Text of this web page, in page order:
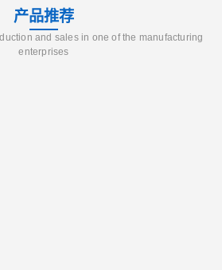
产品推荐
and sales in one of the manufacturing
enterprises